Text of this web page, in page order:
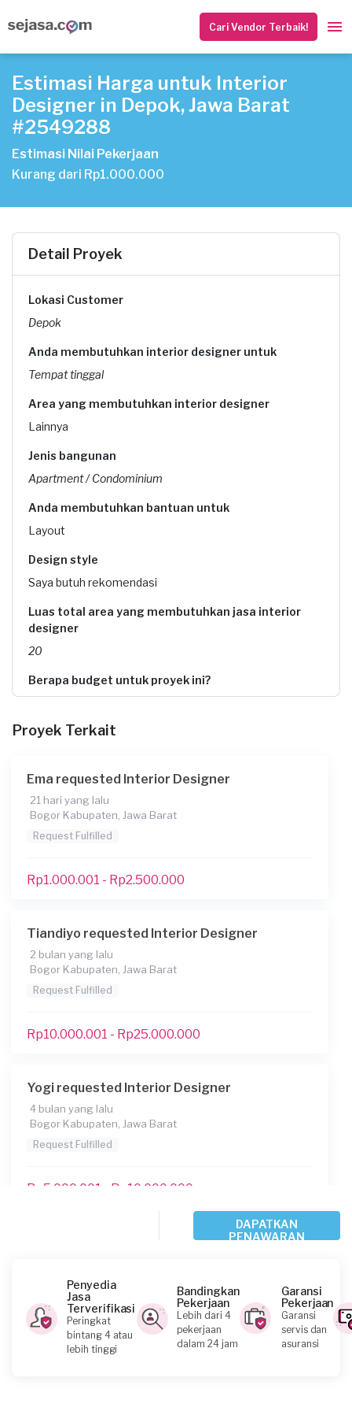
Cari Vendor Terbaik!
Estimasi Harga untuk Interior
Designer in Depok, Jawa Barat
#2549288
Estimasi Nilai Pekerjaan
Kurang dari Rp1.000.000
Detail Proyek
Lokasi Customer
Depok
Anda membutuhkan interior designer untuk
Tempat tinggal
Area yang membutuhkan interior designer
Lainnya
Jenis bangunan
Apartment / Condominium
Anda membutuhkan bantuan untuk
Layout
Design style
Saya butuh rekomendasi
Luas total area yang membutuhkan jasa interior
designer
20
Berapa budget untuk proyek ini?
Kapan Anda membutuhkan layanan?
Apakah Anda Membutuhkan Pinjaman
Tidak
Informasi tambahan
yg minim hy untuk kebutuhan menginap sekali2
Proyek Terkait
Ema requested Interior Designer
21 hari yang lalu
Bogor Kabupaten, Jawa Barat
Request Fulfilled
Rp1.000.001 - Rp2.500.000
Tiandiyo requested Interior Designer
2 bulan yang lalu
Bogor Kabupaten, Jawa Barat
Request Fulfilled
Rp10.000.001 - Rp25.000.000
Yogi requested Interior Designer
4 bulan yang lalu
Bogor Kabupaten, Jawa Barat
Request Fulfilled
Rp5.000.001 - Rp10.000.000
Chitra Windayasari requested Interior
7 bulan yang lalu
Depok, Jawa Barat
Request Fulfilled
Rp2.500.001 - Rp5.000.000
DAPATKAN
PENAWARAN
Penyedia
Jasa
Terverifikasi
Peringkat
bintang 4 atau
lebih tinggi
Bandingkan
Pekerjaan
Lebih dari 4
pekerjaan
dalam 24 jam
Garansi
Pekerjaan
Garansi
servis dan
asuransi